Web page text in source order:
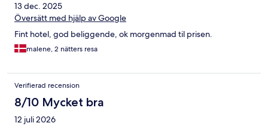
13 dec. 2025
Översätt med hjälp av Google
Fint hotel, god beliggende, ok morgenmad til prisen.
malene, 2 nätters resa
Verifierad recension
8/10 Mycket bra
12 juli 2026